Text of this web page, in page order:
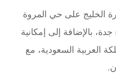
الخليج على حي المروة
بالإضافة إلى إمكانية
العربية السعودية، مع